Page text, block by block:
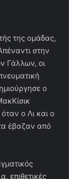
της ομάδας,
στην
Γάλλων, οι
ο
ο Λι και ο
έβαζαν από
επιθετικές